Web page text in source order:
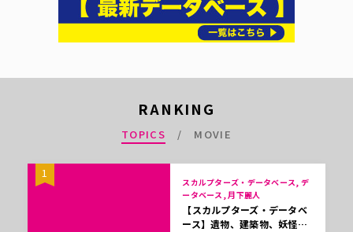
RANKING
TOPICS MOVIE
1
スカルプターズ・データベース, デ
ータベース, 月下麗人
【スカルプターズ・データベ
ース】遺物、建築物、妖怪…